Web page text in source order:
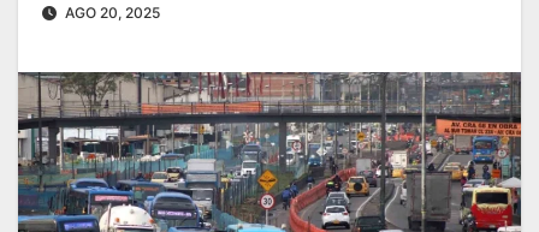
AGO 20, 2025